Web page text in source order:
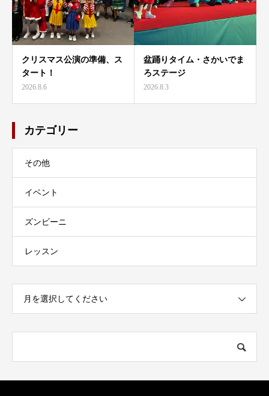
クリスマス公演の準備、ス
タート！
2026.8.6
盆踊りタイム・さかいでま
ろステージ
2026.8.3
カテゴリー
その他
イベント
ズンビーニ
レッスン
月を選択してください